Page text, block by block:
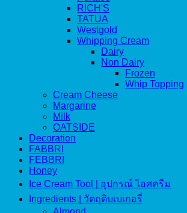
RICH'S
TATUA
Westgold
Whipping Cream
Dairy
Non Dairy
Frozen
Whip Topping
Cream Cheese
Margarine
Milk
OATSIDE
Decoration
FABBRI
FEBBRI
Honey
Ice Cream Tool | อุปกรณ์ ไอศครีม
Ingredients | วัตถุดิบเบเกอรี่